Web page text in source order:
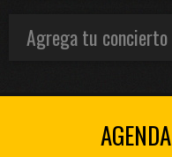
Agrega tu concierto